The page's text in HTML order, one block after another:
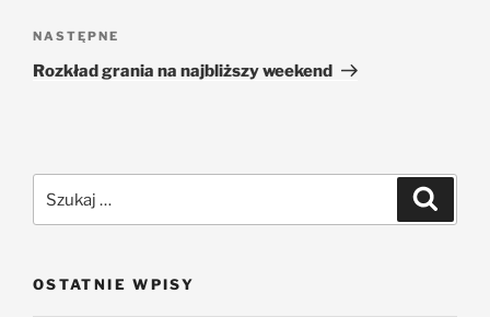
NASTĘPNE
Rozkład grania na najbliższy weekend
OSTATNIE WPISY